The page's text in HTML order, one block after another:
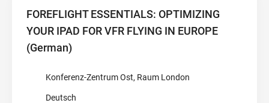
FOREFLIGHT ESSENTIALS: OPTIMIZING
YOUR IPAD FOR VFR FLYING IN EUROPE
(German)
Konferenz-Zentrum Ost, Raum London
Deutsch